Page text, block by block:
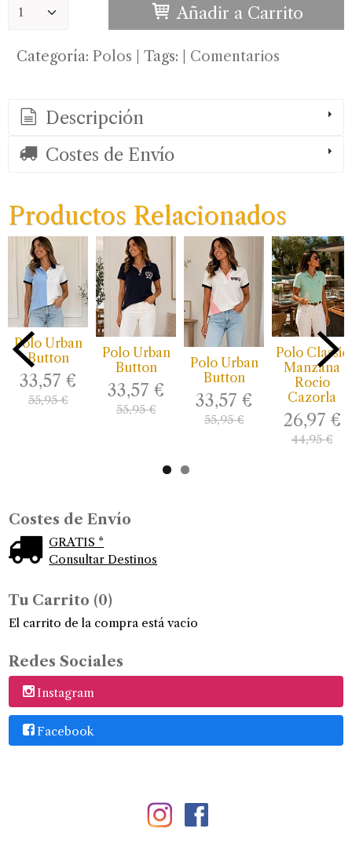
Costes de Envío
GRATIS *
Consultar Destinos
Tu Carrito (0)
El carrito de la compra está vacío
Redes Sociales
Instagram
Facebook
Añadir a Carrito
Categoría: Polos Tags: Comentarios
Descripción
Costes de Envío
Productos Relacionados
Polo Urban
Button
33,57 €
55,95 €
Polo Urban
Button
33,57 €
55,95 €
Polo Urban
Button
33,57 €
55,95 €
Polo Classic
Manzana
Rocio
Cazorla
26,97 €
44,95 €